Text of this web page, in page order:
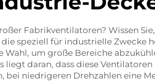
Fabrikventilatoren? Wissen
speziell für industrielle
um große Bereiche
liegt daran, dass diese
niedrigeren Drehzahlen eine